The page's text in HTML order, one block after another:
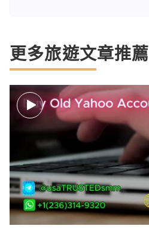
更多旅遊文章推薦